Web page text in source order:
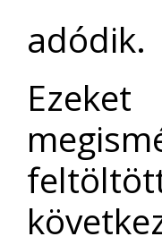
adódik.